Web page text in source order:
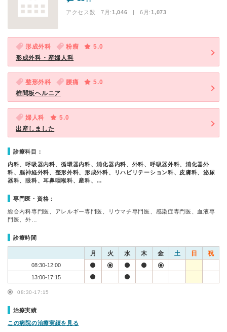
アクセス数 7月:1,046 | 6月:1,073
形成外科 粉瘤
5.0
形成外科・産婦人科
整形外科 腰痛
5.0
椎間板ヘルニア
婦人科
5.0
出産しました
診療科目：
内科、呼吸器内科、循環器内科、消化器内科、外科、呼吸器外科、消化器外
科、脳神経外科、整形外科、形成外科、リハビリテーション科、皮膚科、泌尿
器科、眼科、耳鼻咽喉科、産科、…
専門医・資格：
総合内科専門医、アレルギー専門医、リウマチ専門医、感染症専門医、血液専
門医、外…
診療時間
月 火 水 木 金 土 日 祝
08:30-12:00
13:00-17:15
08:30-17:15
治療実績
この病院の治療実績を見る